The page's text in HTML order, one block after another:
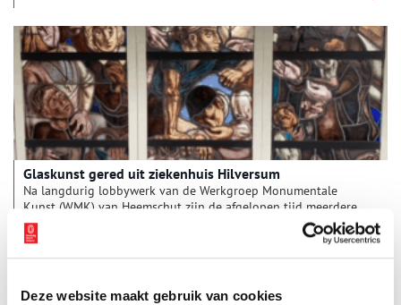
Deze website maakt gebruik van cookies
Glaskunst gered uit ziekenhuis Hilversum
Na langdurig lobbywerk van de Werkgroep Monumentale
Kunst (WMK) van Heemschut zijn de afgelopen tijd meerdere
glaskunstwerken uit het Tergooi Ziekenhuis in Hilversum van
de sloop gered. Actie was volgens de erfgoedvereniging nodig
omdat bij het ziekenhuis geen belangstelling was voor het
nieuwe plek in de Omroepstad.